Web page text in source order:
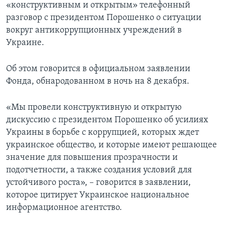
«конструктивным и открытым» телефонный
разговор с президентом Порошенко о ситуации
вокруг антикоррупционных учреждений в
Украине.
Об этом говорится в официальном заявлении
Фонда, обнародованном в ночь на 8 декабря.
«Мы провели конструктивную и открытую
дискуссию с президентом Порошенко об усилиях
Украины в борьбе с коррупцией, которых ждет
украинское общество, и которые имеют решающее
значение для повышения прозрачности и
подотчетности, а также создания условий для
устойчивого роста», – говорится в заявлении,
которое цитирует Украинское национальное
информационное агентство.